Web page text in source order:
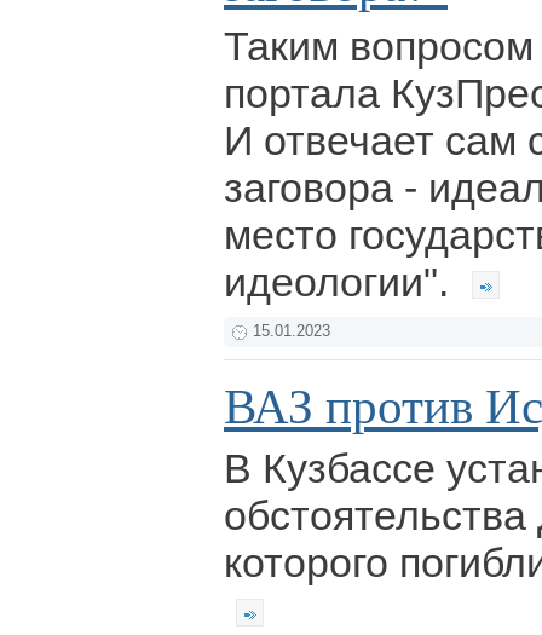
Таким вопросом
портала
И отвечает сам
заговора -
место
идеологии".
15.01.2023
ВАЗ против
В Кузбассе
которого